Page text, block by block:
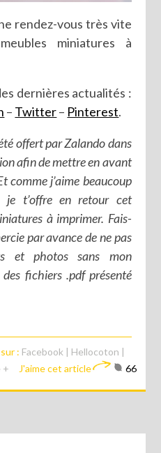
rendez-vous très vite
miniatures à
dernières actualités :
– Twitter– Pinterest.
offert par Zalando dans
afin de mettre en avant
comme j’aime beaucoup
je t’offre en retour cet
à imprimer. Fais-
par avance de ne pas
et photos sans mon
des fichiers .pdf présenté
: Facebook | Hellocoton |
+ J'aime cet article 66